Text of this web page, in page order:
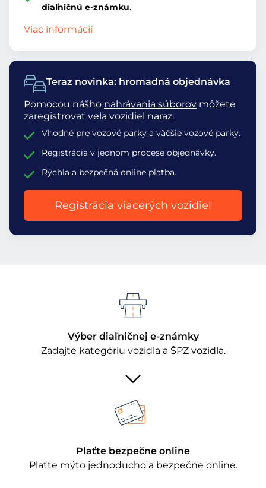
Teraz novinka: hromadná objednávka
Pomocou nášho nahrávania súborov môžete
zaregistrovať veľa vozidiel naraz.
Vhodné pre vozové parky a väčšie vozové parky.
Registrácia v jednom procese objednávky.
Rýchla a bezpečná online platba.
Registrácia viacerých vozidiel
diaľničnú e-známku.
Viac informácií
Výber diaľničnej e-známky
Zadajte kategóriu vozidla a ŠPZ vozidla.
Plaťte bezpečne online
Plaťte mýto jednoducho a bezpečne online.